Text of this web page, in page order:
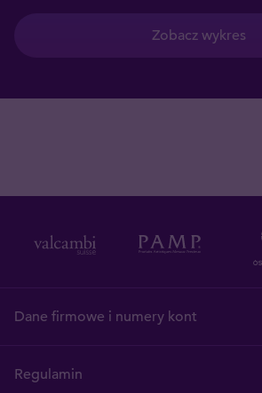
Zobacz wykres
Dane firmowe i numery kont
Regulamin